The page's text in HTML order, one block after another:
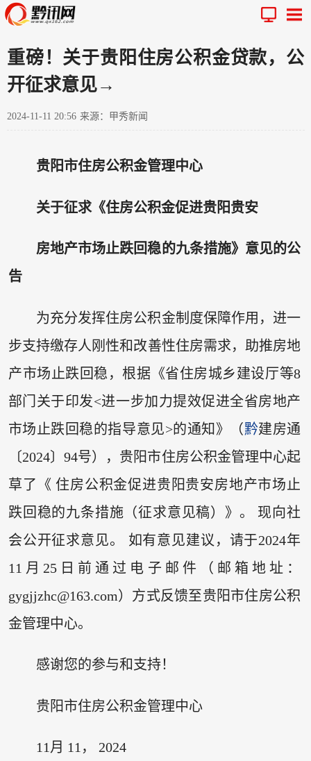
重磅！关于贵阳住房公积金贷款，公
开征求意见→
2024-11-11 20:56 来源：甲秀新闻
贵阳市住房公积金管理中心
关于征求《住房公积金促进贵阳贵安
房地产市场止跌回稳的九条措施》意见的公
告
为充分发挥住房公积金制度保障作用，进一
步支持缴存人刚性和改善性住房需求，助推房地
产市场止跌回稳，根据《省住房城乡建设厅等8
部门关于印发<进一步加力提效促进全省房地产
市场止跌回稳的指导意见>的通知》（黔建房通
〔2024〕94号），贵阳市住房公积金管理中心起
草了《 住房公积金促进贵阳贵安房地产市场止
跌回稳的九条措施（征求意见稿）》。 现向社
会公开征求意见。 如有意见建议，请于2024年
11月25日前通过电子邮件（邮箱地址：
gygjjzhc@163.com）方式反馈至贵阳市住房公积
金管理中心。
感谢您的参与和支持！
贵阳市住房公积金管理中心
11月 11， 2024